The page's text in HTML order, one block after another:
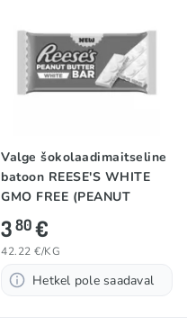
Valge šokolaadimaitseline
batoon REESE'S WHITE
GMO FREE (PEANUT
BUTTER), 90g
380€
42.22 €/KG
Hetkel pole saadaval